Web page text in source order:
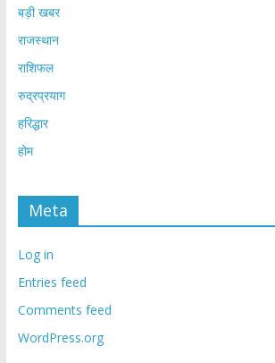
बड़ी खबर
राजस्थान
राशिफल
रुद्रप्रयाग
हरिद्धार
होम
Meta
Log in
Entries feed
Comments feed
WordPress.org